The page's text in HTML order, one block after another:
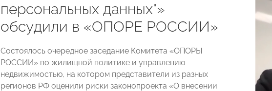
персональных данных"»
обсудили в «ОПОРЕ РОССИИ»
Состоялось очередное заседание Комитета «ОПОРЫ
РОССИИ» по жилищной политике и управлению
недвижимостью, на котором представители из разных
регионов РФ оценили риски законопроекта «О внесении